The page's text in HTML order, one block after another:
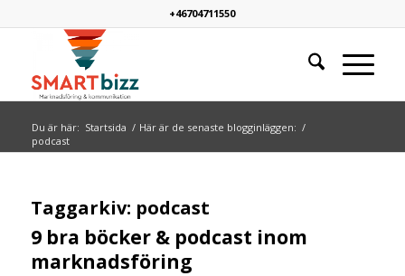
+46704711550
Du är här: Startsida / Här är de senaste blogginläggen: /
podcast
Taggarkiv: podcast
9 bra böcker & podcast inom
marknadsföring